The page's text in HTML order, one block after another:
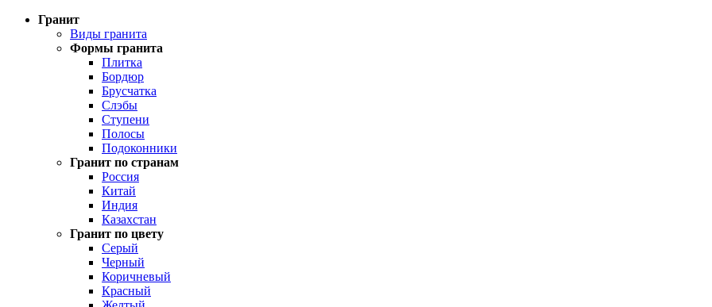
Гранит
Виды гранита
Формы гранита
Плитка
Бордюр
Брусчатка
Слэбы
Ступени
Полосы
Подоконники
Гранит по странам
Россия
Китай
Индия
Казахстан
Гранит по цвету
Серый
Черный
Коричневый
Красный